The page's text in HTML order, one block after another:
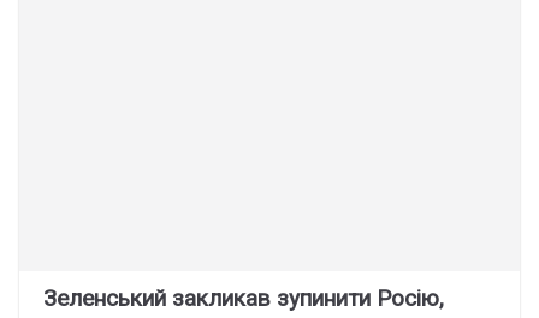
Зеленський закликав зупинити Росію,